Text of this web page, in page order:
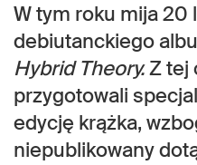
W tym roku mija 20
debiutanckiego
Hybrid Theory.Z tej
przygotowali
edycję krążka,
niepublikowany